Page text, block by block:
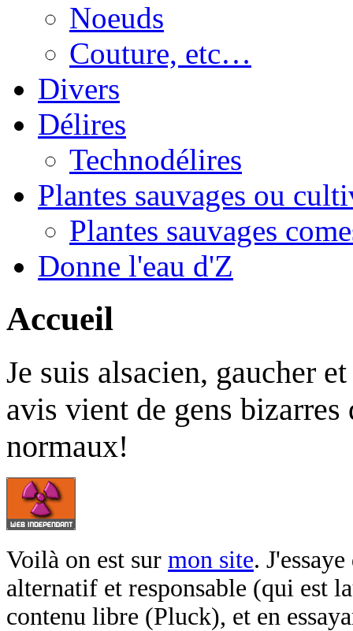
Noeuds
Couture, etc…
Divers
Délires
Technodélires
Plantes sauvages ou
Plantes sauvages
Donne l'eau d'Z
Accueil
Je suis alsacien, gaucher
avis vient de gens
normaux!
Voilà on est sur mon site.
alternatif et responsable (qui est
contenu libre (Pluck), et en